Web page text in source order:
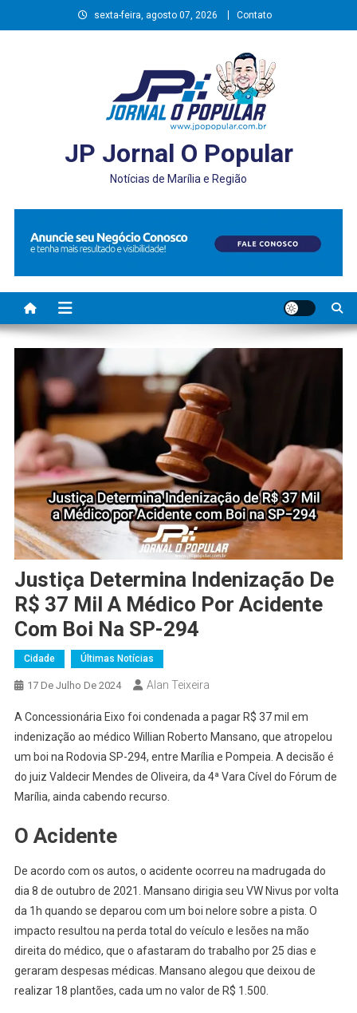
to
sexta-feira, agosto 07, 2026 Contato
JP Jornal O Popular
Notícias de Marília e Região
Justiça Determina Indenização De
R$ 37 Mil A Médico Por Acidente
Com Boi Na SP-294
Cidade Últimas Notícias
17 De Julho De 2024 Alan Teixeira
A Concessionária Eixo foi condenada a pagar R$ 37 mil em
indenização ao médico Willian Roberto Mansano, que atropelou
um boi na Rodovia SP-294, entre Marília e Pompeia. A decisão é
do juiz Valdecir Mendes de Oliveira, da 4ª Vara Cível do Fórum de
Marília, ainda cabendo recurso.
O Acidente
De acordo com os autos, o acidente ocorreu na madrugada do
dia 8 de outubro de 2021. Mansano dirigia seu VW Nivus por volta
da 1h quando se deparou com um boi nelore sobre a pista. O
impacto resultou na perda total do veículo e lesões na mão
direita do médico, que o afastaram do trabalho por 25 dias e
geraram despesas médicas. Mansano alegou que deixou de
realizar 18 plantões, cada um no valor de R$ 1.500.